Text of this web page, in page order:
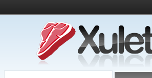
¿Qué es esto?
Directorio